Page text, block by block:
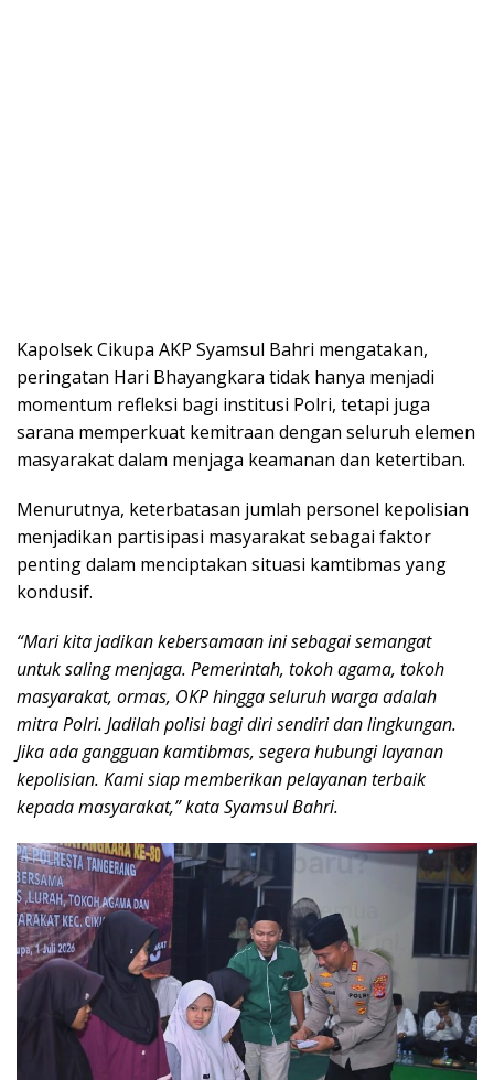
Kapolsek Cikupa AKP Syamsul Bahri mengatakan,
peringatan Hari Bhayangkara tidak hanya menjadi
momentum refleksi bagi institusi Polri, tetapi juga
sarana memperkuat kemitraan dengan seluruh elemen
masyarakat dalam menjaga keamanan dan ketertiban.
Menurutnya, keterbatasan jumlah personel kepolisian
menjadikan partisipasi masyarakat sebagai faktor
penting dalam menciptakan situasi kamtibmas yang
kondusif.
“Mari kita jadikan kebersamaan ini sebagai semangat
untuk saling menjaga. Pemerintah, tokoh agama, tokoh
masyarakat, ormas, OKP hingga seluruh warga adalah
mitra Polri. Jadilah polisi bagi diri sendiri dan lingkungan.
Jika ada gangguan kamtibmas, segera hubungi layanan
kepolisian. Kami siap memberikan pelayanan terbaik
kepada masyarakat,” kata Syamsul Bahri.